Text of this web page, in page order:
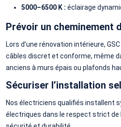
5000–6500 K : éclairage
Prévoir un cheminement
Lors d’une rénovation intérieure,
câbles discret et conforme, même
anciens à murs épais ou plafonds
Sécuriser l’installation
Nos électriciens qualifiés installent
électriques dans le respect strict de